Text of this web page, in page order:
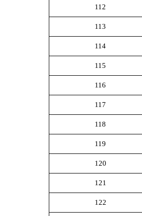
112
113
114
115
116
117
118
119
120
121
122